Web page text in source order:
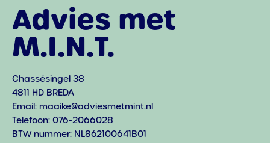
Advies met
M.I.N.T.
Chassésingel 38
4811 HD BREDA
Email: maaike@adviesmetmint.nl
Telefoon: 076-2066028
BTW nummer: NL862100641B01